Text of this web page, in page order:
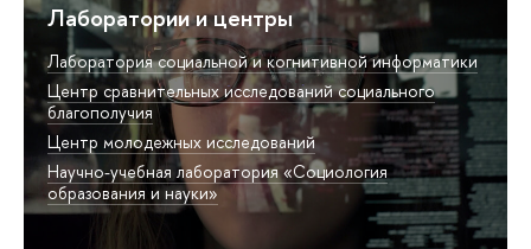
Лаборатории и центры
Лаборатория социальной и когнитивной информатики
Центр сравнительных исследований социального
благополучия
Центр молодежных исследований
Научно-учебная лаборатория «Социология
образования и науки»